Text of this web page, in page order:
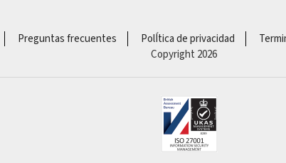
Preguntas frecuentes PolÍtica de privacidad
Copyright 2026